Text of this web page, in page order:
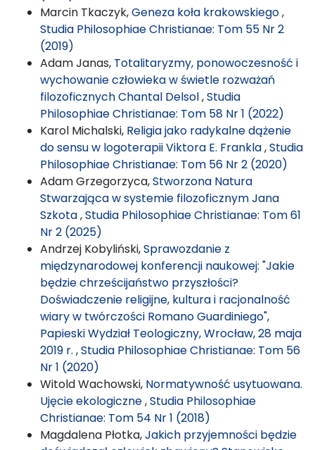
Marcin Tkaczyk,Geneza koła krakowskiego,
Studia Philosophiae Christianae: Tom 55 Nr 2
(2019)
Adam Janas, Totalitaryzmy, ponowoczesność i
wychowanie człowieka w świetle rozważań
filozoficznych Chantal Delsol,Studia
Philosophiae Christianae: Tom 58 Nr 1 (2022)
Karol Michalski, Religia jako radykalne dążenie
do sensu w logoterapii Viktora E. Frankla,Studia
Philosophiae Christianae: Tom 56 Nr 2 (2020)
Adam Grzegorzyca,Stworzona Natura
Stwarzająca w systemie filozoficznym Jana
Szkota,Studia Philosophiae Christianae: Tom 61
Nr 2 (2025)
Andrzej Kobyliński,Sprawozdanie z
międzynarodowej konferencji naukowej: "Jakie
będzie chrześcijaństwo przyszłości?
Doświadczenie religijne, kultura i racjonalność
wiary w twórczości Romano Guardiniego",
Papieski Wydział Teologiczny, Wrocław, 28 maja
2019 r. ,Studia Philosophiae Christianae: Tom 56
Nr 1 (2020)
Witold Wachowski, Normatywność usytuowana.
Ujęcie ekologiczne,Studia Philosophiae
Christianae: Tom 54 Nr 1 (2018)
Magdalena Płotka,Jakich przyjemności będzie